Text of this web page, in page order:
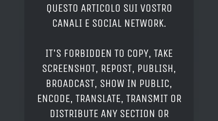
QUESTO ARTICOLO SUI VOSTRO
CANALI E SOCIAL NETWORK.
IT'S FORBIDDEN TO COPY, TAKE
SCREENSHOT, REPOST, PUBLISH,
BROADCAST, SHOW IN PUBLIC,
ENCODE, TRANSLATE, TRANSMIT OR
DISTRIBUTE ANY SECTION OR